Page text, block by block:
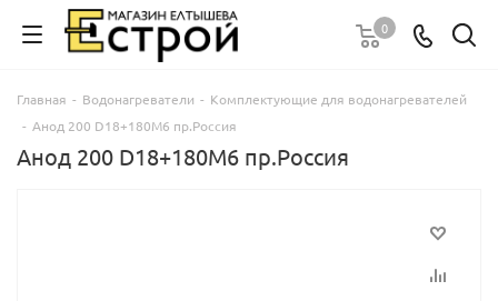
0
Главная - Водонагреватели - Комплектующие для водонагревателей
- Анод 200 D18+180M6 пр.Россия
Анод 200 D18+180M6 пр.Россия